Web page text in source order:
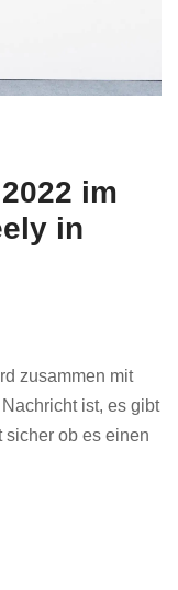
im
in
zusammen mit
ist, es gibt
sicher ob es einen